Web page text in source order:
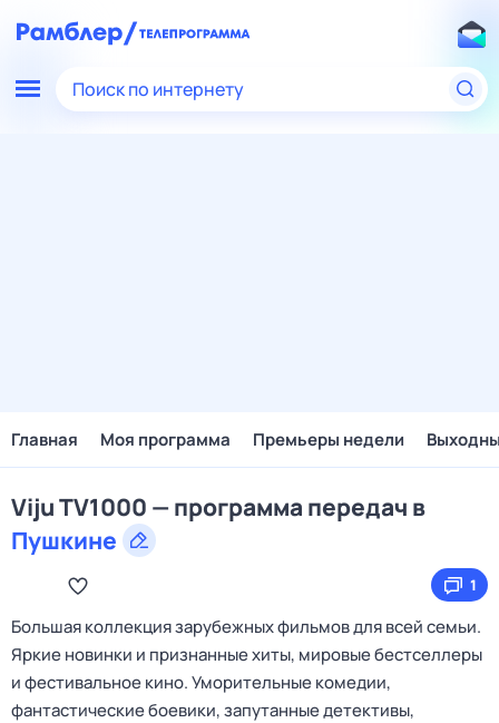
Поиск по интернету
Главная Моя программа Премьеры недели
Viju TV1000 — программа передач в
Пушкине
1
Большая коллекция зарубежных фильмов для всей семьи.
Яркие новинки и признанные хиты, мировые бестселлеры
и фестивальное кино. Уморительные комедии,
фантастические боевики, запутанные детективы,